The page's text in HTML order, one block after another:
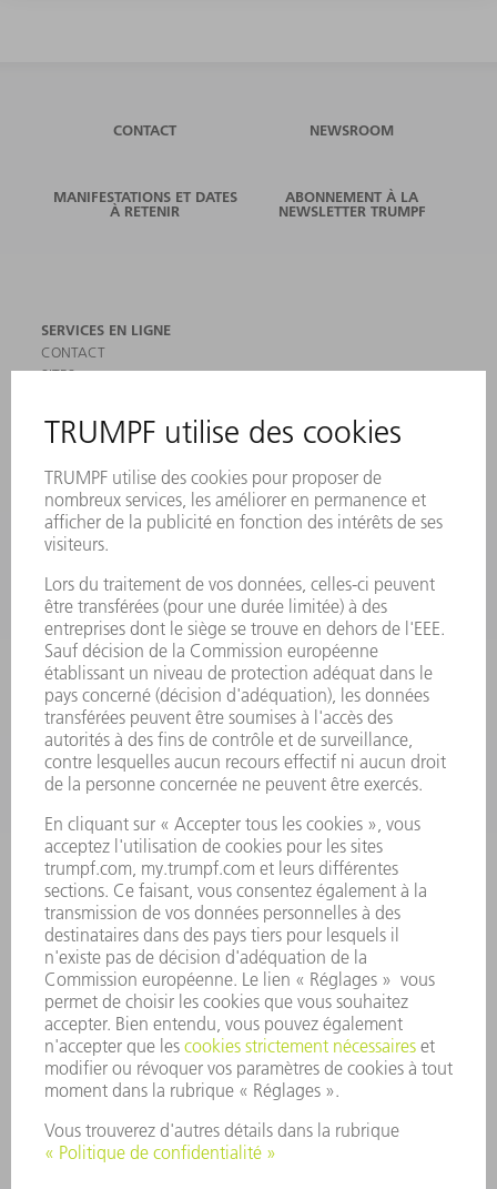
CONTACT NEWSROOM
MANIFESTATIONS ET DATES
À RETENIR
ABONNEMENT À LA
NEWSLETTER TRUMPF
SERVICES EN LIGNE
CONTACT
SITES
INSCRIPTION À LA NEWSLETTER
MYTRUMPF
PRODUITS
MACHINES & SYSTÈMES
LASER
ELECTRONIQUE DE PUISSANCE
OUTILS ÉLECTRIQUES
SMART FACTORY
LOGICIEL
SERVICES
APPLICATIONS
SECTEURS D'ACTIVITÉ
ENTREPRISE
CARRIÈRE
OFFRES D'EMPLOI
PROFIL DE L'ENTREPRISE
CONSEIL D'ADMINISTRATION
RAPPORT ANNUEL
PRINCIPES FONDAMENTAUX DE L'ENTREPRISE
CONFORMITÉ
SYSTÈME D'ALERTE
SÉCURITÉ
COMMUNIQUÉS DE PRESSE
MAGAZINE
DURABILITÉ
ENVIRONNEMENT ET CLIMAT
SOCIAL ET SOCIÉTÉ
GESTION D'ENTREPRISE